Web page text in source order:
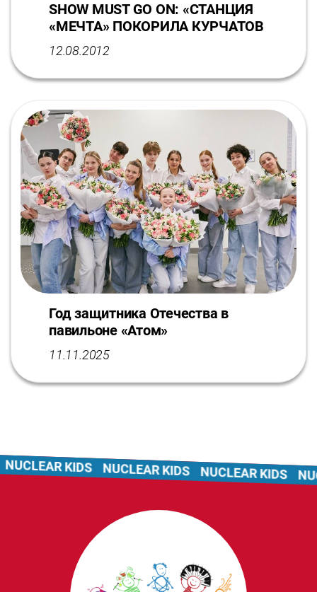
SHOW MUST GO ON: «СТАНЦИЯ
«МЕЧТА» ПОКОРИЛА КУРЧАТОВ
12.08.2012
Год защитника Отечества в
павильоне «Атом»
11.11.2025
KIDS NUCLEAR KIDS NUCLEAR KIDS